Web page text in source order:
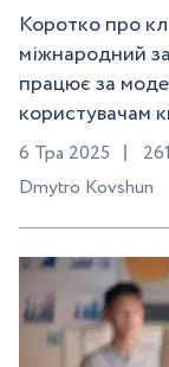
Коротко про
міжнародний
працює за
користувачам
6 Тра 2025
Dmytro Kovshun